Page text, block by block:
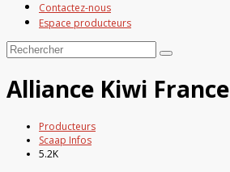
Contactez-nous
Espace producteurs
Alliance Kiwi France
Producteurs
Scaap Infos
5.2K